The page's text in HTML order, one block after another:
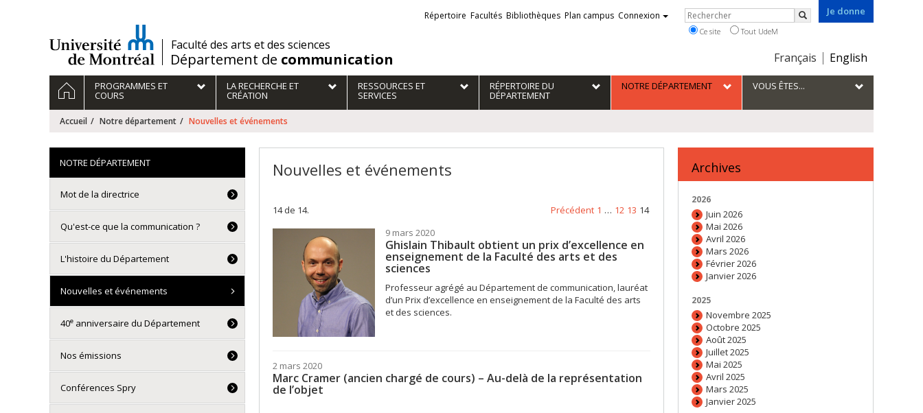
/Faculté des arts et des sciences
Département de communication
Je donne
Choix
la
langue
Français English
Liens
externes
Répertoire Facultés Bibliothèques Plan campus Connexion Rechercher
Rechercher
Ce site Tout UdeM
Navigation
principale
ACCUEILPROGRAMMES ET
COURS
LA RECHERCHE ET
CRÉATION
RESSOURCES ET
SERVICES
RÉPERTOIRE DU
DÉPARTEMENT
NOTRE DÉPARTEMENT VOUS ÊTES...
Accueil Notre département Nouvelles et événements
Nouvelles et événements
14 de 14. Précédent 1 … 12 13 14
9 mars 2020
Ghislain Thibault obtient un prix d’excellence en
enseignement de la Faculté des arts et des
sciences
Professeur agrégé au Département de communication, lauréat
d’un Prix d’excellence en enseignement de la Faculté des arts
et des sciences.
2 mars 2020
Marc Cramer (ancien chargé de cours) – Au-delà de la représentation
de l’objet
Archives
2026
Juin 2026
Mai 2026
Avril 2026
Mars 2026
Février 2026
Janvier 2026
2025
Novembre 2025
Octobre 2025
Août 2025
Juillet 2025
Mai 2025
Avril 2025
Mars 2025
Janvier 2025
NOTRE DÉPARTEMENT
Mot de la directrice
Qu'est-ce que la communication ?
L'histoire du Département
Nouvelles et événements
40e anniversaire du Département
Nos émissions
Conférences Spry